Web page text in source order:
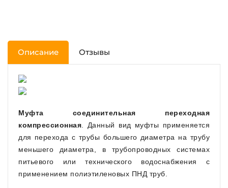
Описание Отзывы
Муфта соединительная переходная
компрессионная . Данный вид муфты применяется
для перехода с трубы большего диаметра на трубу
меньшего диаметра, в трубопроводных системах
питьевого или технического водоснабжения с
применением полиэтиленовых ПНД труб.